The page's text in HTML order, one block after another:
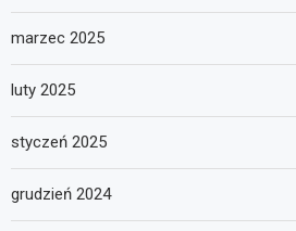
marzec 2025
luty 2025
styczeń 2025
grudzień 2024